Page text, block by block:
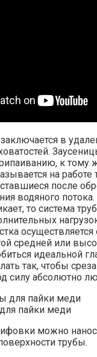
в
к тому
на работе
после
водяного
то система
средней или
идеальной
так, чтобы
силу абсолютно
пайки меди
можно
трубы.